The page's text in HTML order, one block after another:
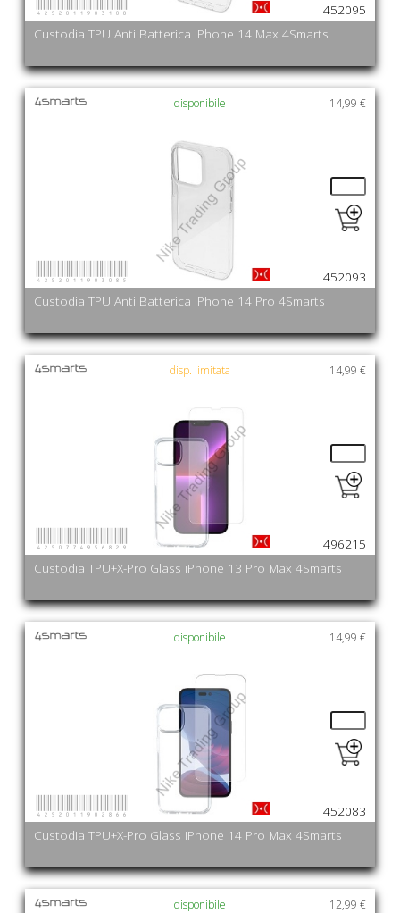
Custodia TPU Anti Batterica iPhone 14 Max 4Smarts
452095
14,99 €
Custodia TPU Anti Batterica iPhone 14 Pro 4Smarts
disponibile
452093
14,99 €
Custodia TPU+X-Pro Glass iPhone 13 Pro Max 4Smarts
disp. limitata
496215
14,99 €
Custodia TPU+X-Pro Glass iPhone 14 Pro Max 4Smarts
disponibile
452083
12,99 €
disponibile